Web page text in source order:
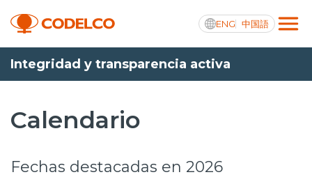
ENG 中国語
Transparencia activa
Integridad y transparencia activa
Calendario
Fechas destacadas en 2026